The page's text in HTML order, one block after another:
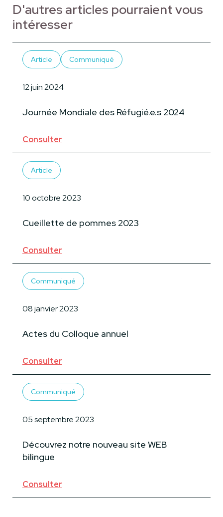
D'autres articles pourraient vous
intéresser
Journée Mondiale des Réfugié.e.s 2024
Article Communiqué
12 juin 2024
Consulter
Cueillette de pommes 2023
Article
10 octobre 2023
Consulter
Actes du Colloque annuel
Communiqué
08 janvier 2023
Consulter
Découvrez notre nouveau site WEB
bilingue
Communiqué
05 septembre 2023
Consulter